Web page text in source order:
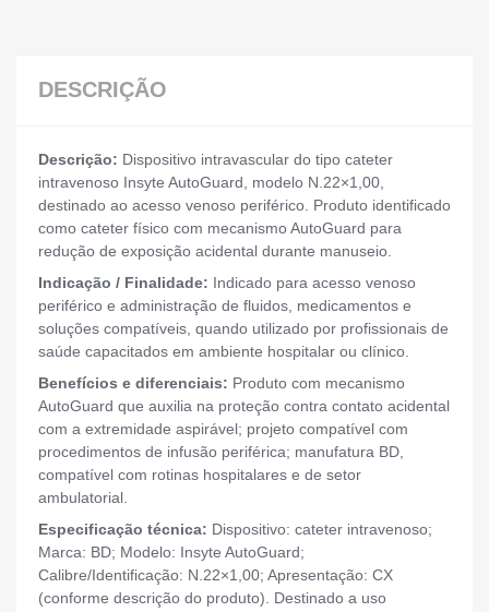
DESCRIÇÃO
Descrição: Dispositivo intravascular do tipo cateter
intravenoso Insyte AutoGuard, modelo N.22×1,00,
destinado ao acesso venoso periférico. Produto identificado
como cateter físico com mecanismo AutoGuard para
redução de exposição acidental durante manuseio.
Indicação / Finalidade: Indicado para acesso venoso
periférico e administração de fluidos, medicamentos e
soluções compatíveis, quando utilizado por profissionais de
saúde capacitados em ambiente hospitalar ou clínico.
Benefícios e diferenciais: Produto com mecanismo
AutoGuard que auxilia na proteção contra contato acidental
com a extremidade aspirável; projeto compatível com
procedimentos de infusão periférica; manufatura BD,
compatível com rotinas hospitalares e de setor
ambulatorial.
Especificação técnica: Dispositivo: cateter intravenoso;
Marca: BD; Modelo: Insyte AutoGuard;
Calibre/Identificação: N.22×1,00; Apresentação: CX
(conforme descrição do produto). Destinado a uso